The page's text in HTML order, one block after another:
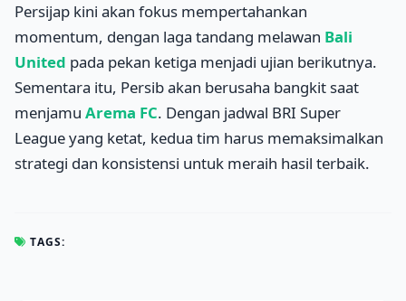
Persijap kini akan fokus mempertahankan
momentum, dengan laga tandang melawan Bali
United pada pekan ketiga menjadi ujian berikutnya.
Sementara itu, Persib akan berusaha bangkit saat
menjamu Arema FC. Dengan jadwal BRI Super
League yang ketat, kedua tim harus memaksimalkan
strategi dan konsistensi untuk meraih hasil terbaik.
TAGS: